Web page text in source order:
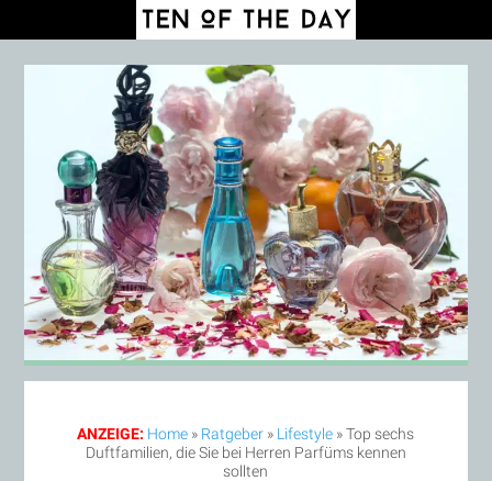
ANZEIGE: Home » Ratgeber » Lifestyle »Top sechs
Duftfamilien, die Sie bei Herren Parfüms kennen
sollten